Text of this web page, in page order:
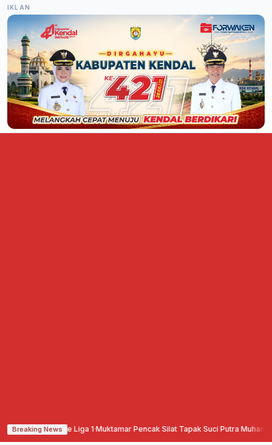
IKLAN
Breaking News
ke Liga 1·Muktamar Pencak Silat Tapak Suci Putra Muhammadiyah di